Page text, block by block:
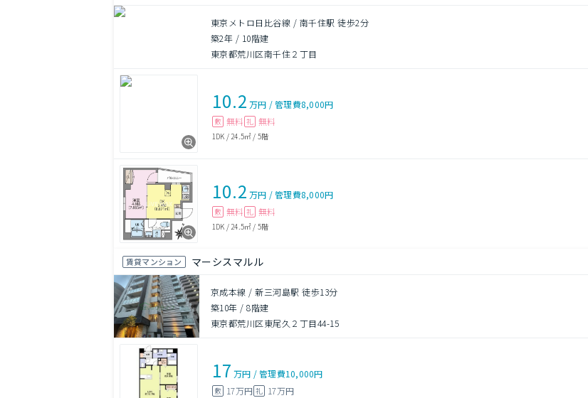
東京メトロ日比谷線 / 南千住駅 徒歩2分
築2年 / 10階建
東京都荒川区南千住２丁目
10.2 万円 /管理費8,000円
敷 無料 礼 無料
1DK / 24.5㎡ / 5階
10.2 万円 /管理費8,000円
敷 無料 礼 無料
1DK / 24.5㎡ / 5階
賃貸マンション マーシスマルル
京成本線 / 新三河島駅 徒歩13分
築10年 /8階建
東京都荒川区東尾久２丁目44-15
17 万円 /管理費10,000円
敷 17万円 礼 17万円